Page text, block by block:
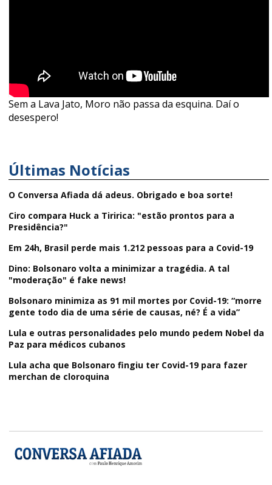
Sem a Lava Jato, Moro não passa da esquina. Daí o
desespero!
Últimas Notícias
O Conversa Afiada dá adeus. Obrigado e boa sorte!
Ciro compara Huck a Tiririca: "estão prontos para a
Presidência?"
Em 24h, Brasil perde mais 1.212 pessoas para a Covid-19
Dino: Bolsonaro volta a minimizar a tragédia. A tal
"moderação" é fake news!
Bolsonaro minimiza as 91 mil mortes por Covid-19: “morre
gente todo dia de uma série de causas, né? É a vida”
Lula e outras personalidades pelo mundo pedem Nobel da
Paz para médicos cubanos
Lula acha que Bolsonaro fingiu ter Covid-19 para fazer
merchan de cloroquina